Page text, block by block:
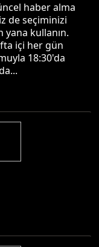
haber alma
de seçiminizi
yana kullanın.
içi her gün
18:30'da